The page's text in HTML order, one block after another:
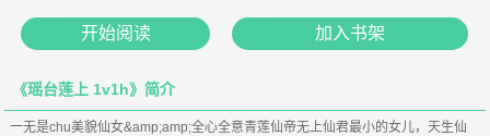
开始阅读 加入书架
《瑶台莲上 1v1h》简介
一无是chu美貌仙女&amp;amp;全心全意青莲仙帝无上仙君最小的女儿，天生仙